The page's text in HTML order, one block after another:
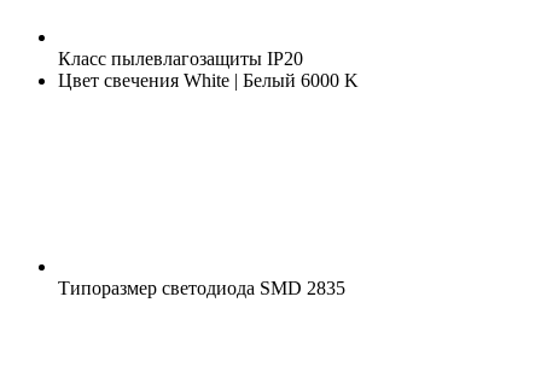
Класс пылевлагозащиты IP20
Цвет свечения White | Белый 6000 K
Типоразмер светодиода SMD 2835